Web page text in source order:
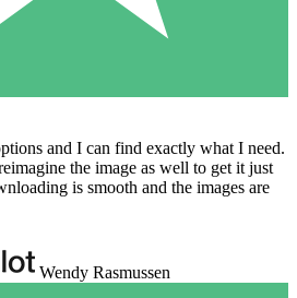
and I can find exactly what I need.
the image as well to get it just
is smooth and the images are
Wendy Rasmussen